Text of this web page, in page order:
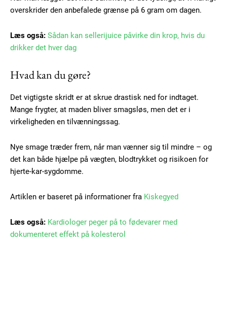
Free limited access
Gratis / forever
Etiam est nibh, lobortis sit
Praesent euismod ac
Nullam eu erat condimentum
Donec quis est ac felis
overskrider den anbefalede grænse på 6 gram om dagen.
Læs også: Sådan kan sellerijuice påvirke din krop, hvis du
drikker det hver dag
Hvad kan du gøre?
Det vigtigste skridt er at skrue drastisk ned for indtaget.
Mange frygter, at maden bliver smagsløs, men det er i
virkeligheden en tilvænningssag.
Nye smage træder frem, når man vænner sig til mindre – og
det kan både hjælpe på vægten, blodtrykket og risikoen for
hjerte-kar-sygdomme.
Artiklen er baseret på informationer fra Kiskegyed
Læs også: Kardiologer peger på to fødevarer med
dokumenteret effekt på kolesterol